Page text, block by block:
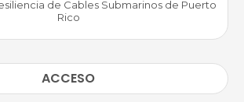
de Cables Submarinos de Puerto
Rico
ACCESO